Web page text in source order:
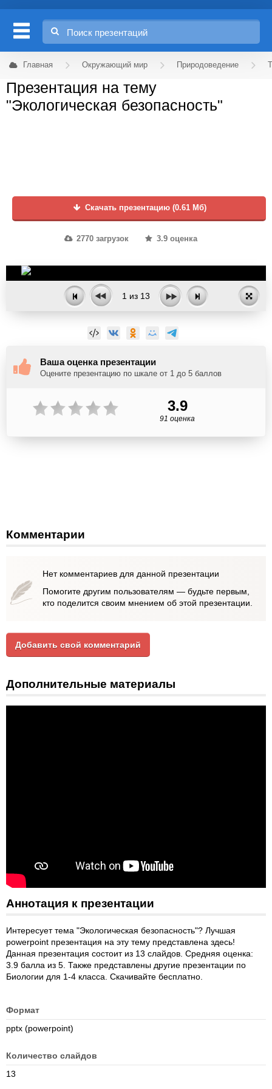
Главная Окружающий мир Природоведение
Презентация на тему
"Экологическая безопасность"
Скачать презентацию (0.61 Мб)
2770 загрузок 3.9 оценка
1 из 13
Ваша оценка презентации
Оцените презентацию по шкале от 1 до 5 баллов
3.9
91 оценка
Комментарии
Нет комментариев для данной презентации
Помогите другим пользователям — будьте первым,
кто поделится своим мнением об этой презентации.
Добавить свой комментарий
Дополнительные материалы
Аннотация к презентации
Интересует тема "Экологическая безопасность"? Лучшая
powerpoint презентация на эту тему представлена здесь!
Данная презентация состоит из 13 слайдов. Средняя оценка:
3.9 балла из 5. Также представлены другие презентации по
Биологии для 1-4 класса. Скачивайте бесплатно.
Формат
pptx (powerpoint)
Количество слайдов
13